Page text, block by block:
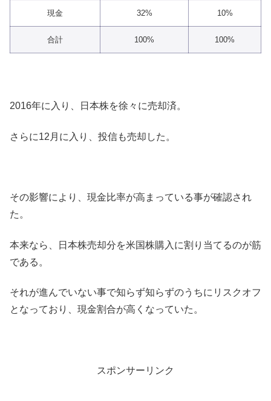
現金 32% 10%
合計 100% 100%
2016年に入り、日本株を徐々に売却済。
さらに12月に入り、投信も売却した。
その影響により、現金比率が高まっている事が確認され
た。
本来なら、日本株売却分を米国株購入に割り当てるのが筋
である。
それが進んでいない事で知らず知らずのうちにリスクオフ
となっており、現金割合が高くなっていた。
スポンサーリンク